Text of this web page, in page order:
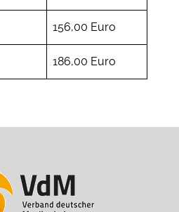
156,00 Euro
186,00 Euro